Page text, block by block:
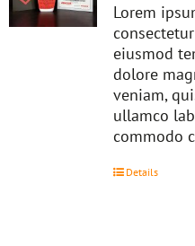
Lorem
eiusmod
dolore
veniam,
ullamco
commodo
Details